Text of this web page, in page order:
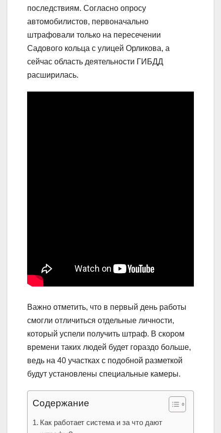
последствиям. Согласно опросу
автомобилистов, первоначально
штрафовали только на пересечении
Садового кольца с улицей Орликова, а
сейчас область деятельности ГИБДД
расширилась.
Важно отметить, что в первый день работы
смогли отличиться отдельные личности,
который успели получить штраф. В скором
времени таких людей будет гораздо больше,
ведь на 40 участках с подобной разметкой
будут установлены специальные камеры.
Содержание
Как работает система и за что дают